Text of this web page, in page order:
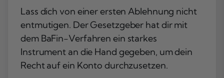
Lass dich von einer ersten Ablehnung nicht
entmutigen. Der Gesetzgeber hat dir mit
dem BaFin-Verfahren ein starkes
Instrument an die Hand gegeben, um dein
Recht auf ein Konto durchzusetzen.